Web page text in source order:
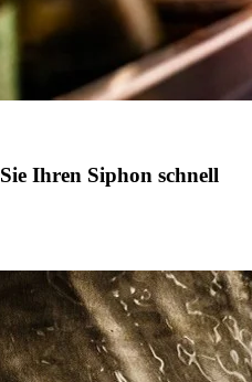
Ihren Siphon schnell